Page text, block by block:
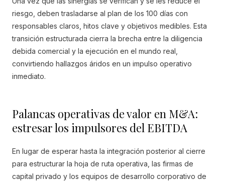
riesgo, deben trasladarse al plan de los 100 días con
responsables claros, hitos clave y objetivos medibles. Esta
transición estructurada cierra la brecha entre la diligencia
debida comercial y la ejecución en el mundo real,
convirtiendo hallazgos áridos en un impulso operativo
inmediato.
Palancas operativas de valor en M&A:
estresar los impulsores del EBITDA
En lugar de esperar hasta la integración posterior al cierre
para estructurar la hoja de ruta operativa, las firmas de
capital privado y los equipos de desarrollo corporativo de